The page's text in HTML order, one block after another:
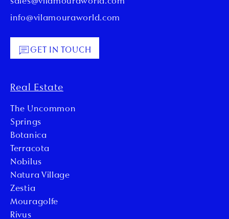
sales@vilamouraworld.com
info@vilamouraworld.com
GET IN TOUCH
Real Estate
The Uncommon
Springs
Botanica
Terracota
Nobilus
Natura Village
Zestia
Mouragolfe
Rivus